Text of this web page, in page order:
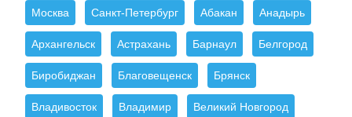
Москва Санкт-Петербург Абакан Анадырь
Архангельск Астрахань Барнаул Белгород
Биробиджан Благовещенск Брянск
Владивосток Владимир Великий Новгород